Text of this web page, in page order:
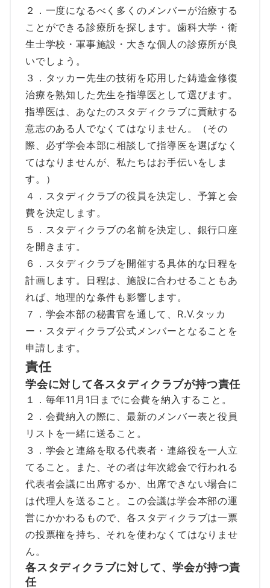
２．一度になるべく多くのメンバーが治療する
ことができる診療所を探します。歯科大学・衛
生士学校・軍事施設・大きな個人の診療所が良
いでしょう。
３．タッカー先生の技術を応用した鋳造金修復
治療を熟知した先生を指導医として選びます。
指導医は、あなたのスタディクラブに貢献する
意志のある人でなくてはなりません。（その
際、必ず学会本部に相談して指導医を選ばなく
てはなりませんが、私たちはお手伝いをしま
す。）
４．スタディクラブの役員を決定し、予算と会
費を決定します。
５．スタディクラブの名前を決定し、銀行口座
を開きます。
６．スタディクラブを開催する具体的な日程を
計画します。日程は、施設に合わせることもあ
れば、地理的な条件も影響します。
７．学会本部の秘書官を通して、R.V.タッカ
ー・スタディクラブ公式メンバーとなることを
申請します。
責任
学会に対して各スタディクラブが持つ責任
１．毎年11月1日までに会費を納入すること。
２．会費納入の際に、最新のメンバー表と役員
リストを一緒に送ること。
３．学会と連絡を取る代表者・連絡役を一人立
てること。また、その者は年次総会で行われる
代表者会議に出席するか、出席できない場合に
は代理人を送ること。この会議は学会本部の運
営にかかわるもので、各スタディクラブは一票
の投票権を持ち、それを使わなくてはなりませ
ん。
各スタディクラブに対して、学会が持つ責
任